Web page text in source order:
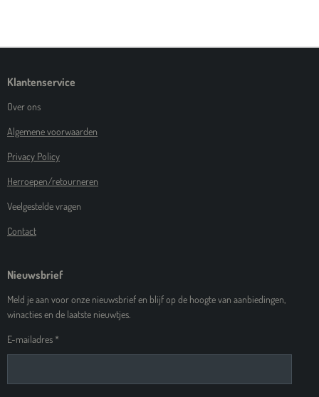
Klantenservice
Over ons
Algemene voorwaarden
Privacy Policy
Herroepen/retourneren
Veelgestelde vragen
Contact
Nieuwsbrief
Meld je aan voor onze nieuwsbrief en blijf op de hoogte van aanbiedingen,
winacties en de laatste nieuwtjes.
E-mailadres *